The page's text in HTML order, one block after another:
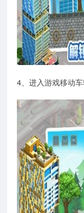
4、进入游戏移动车